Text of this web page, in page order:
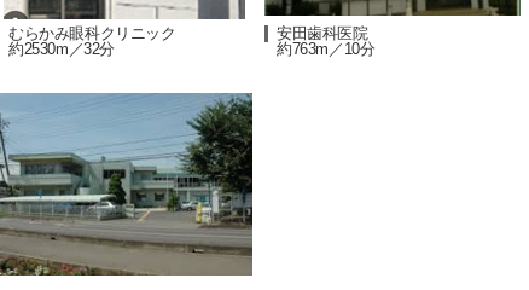
むらかみ眼科クリニック
約2530m／32分
安田歯科医院
約763m／10分